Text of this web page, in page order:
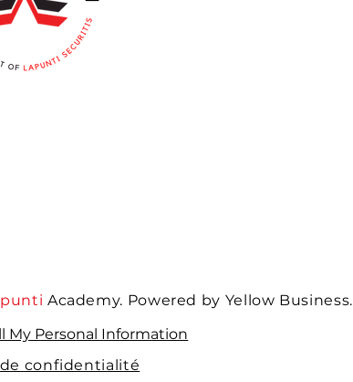
Academy. Powered by Yellow Business.
My Personal Information
confidentialité